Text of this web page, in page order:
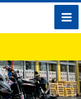
toggle